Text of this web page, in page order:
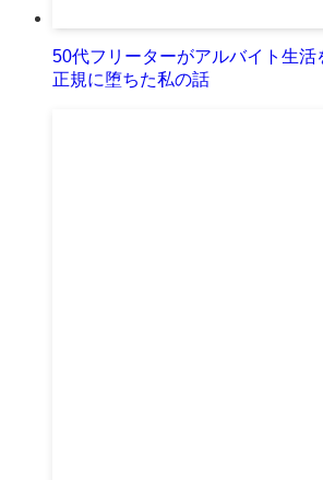
50代フリーターがアルバイト生活
正規に堕ちた私の話